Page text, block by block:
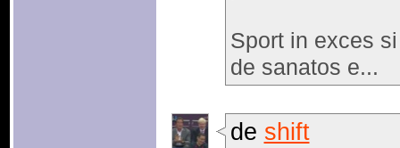
Sport in exces
de sanatos e...
de shift